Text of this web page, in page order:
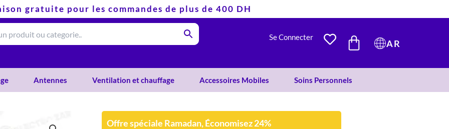
gratuite pour les commandes de plus de 400 DH
Se Connecter PANIER
AR
Antennes Ventilation et chauffage Accessoires Mobiles Soins Personnels
Offre spéciale Ramadan, Économisez 24%